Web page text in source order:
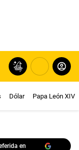
Dólar Papa León XIV
en